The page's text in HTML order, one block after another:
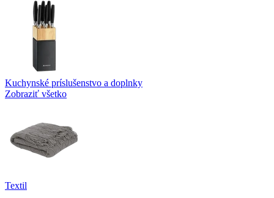
Kuchynské príslušenstvo a doplnky
Zobraziť všetko
Textil